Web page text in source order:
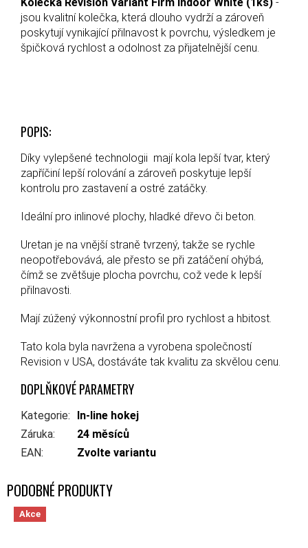
jsou kvalitní kolečka, která dlouho vydrží a zároveň
poskytují vynikající přilnavost k povrchu, výsledkem je
špičková rychlost a odolnost za přijatelnější cenu.
POPIS:
Díky vylepšené technologii mají kola lepší tvar, který
zapříčiní lepší rolování a zároveň poskytuje lepší
kontrolu pro zastavení a ostré zatáčky.
Ideální pro inlinové plochy, hladké dřevo či beton.
Uretan je na vnější straně tvrzený, takže se rychle
neopotřebovává, ale přesto se při zatáčení ohýbá,
čímž se zvětšuje plocha povrchu, což vede k lepší
přilnavosti.
Mají zúžený výkonnostní profil pro rychlost a hbitost.
Tato kola byla navržena a vyrobena společností
Revision v USA, dostáváte tak kvalitu za skvělou cenu.
DOPLŇKOVÉ PARAMETRY
Kategorie:
In-line hokej
Záruka:
24 měsíců
EAN: Zvolte variantu
Akce